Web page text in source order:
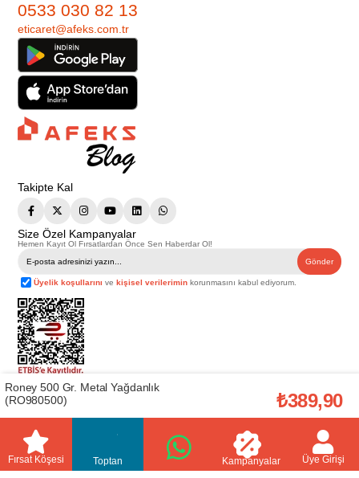
0533 030 82 13
eticaret@afeks.com.tr
Takipte Kal
Size Özel Kampanyalar
Hemen Kayıt Ol Fırsatlardan Önce Sen Haberdar Ol!
Gönder
Üyelik koşullarını vekişisel verilerimin korunmasını kabul ediyorum.
Telif Hakkı © 2026Afeks Yapı Market
. Tüm hakları saklıdır.
Bu web sitesindeki tüm ürünler ticari amaçlıdır. Web sitemizde yer alan
görsel ve yazılı içerikler firmamıza ait olup, firmamızın yazılı izni alınmadan
başka yerlerde kullanılamaz. İçeriklerin izin alınmadan kopyalanması ve
kullanılması 5846 sayılı Fikir ve Sanat Eserleri Yasasına göre suçtur.
Fırsat Köşesi Toptan Kampanyalar Üye Girişi
Roney 500 Gr. Metal Yağdanlık
(RO980500)
₺389,90